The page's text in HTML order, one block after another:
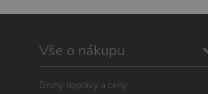
Vše o nákupu
Druhy dopravy a ceny